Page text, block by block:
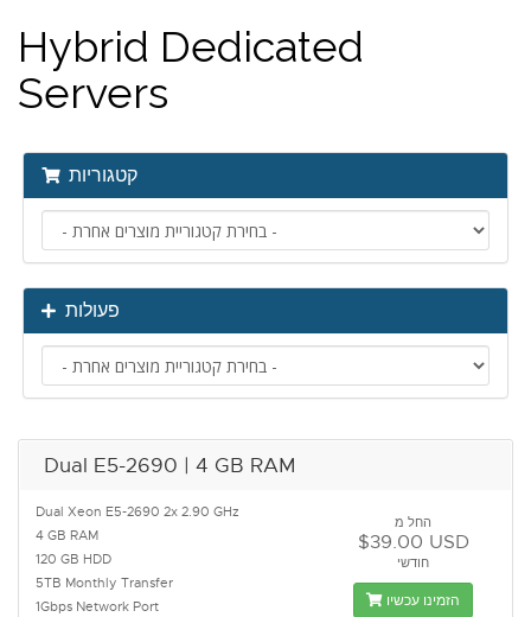
Hybrid Dedicated
Servers
קטגוריות
פעולות
Dual E5-2690 | 4 GB RAM
Dual Xeon E5-2690 2x 2.90 GHz
4 GB RAM
120 GB HDD
5TB Monthly Transfer
1Gbps Network Port
החל מ
$39.00 USD
חודשי
הזמינו עכשיו